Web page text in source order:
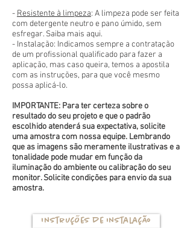
- Resistente à limpeza: A limpeza pode ser feita
com detergente neutro e pano úmido, sem
esfregar. Saiba mais aqui.
- Instalação: Indicamos sempre a contratação
de um profissional qualificado para fazer a
aplicação, mas caso queira, temos a apostila
com as instruções, para que você mesmo
possa aplicá-lo.
IMPORTANTE: Para ter certeza sobre o
resultado do seu projeto e que o padrão
escolhido atenderá sua expectativa, solicite
uma amostra com nossa equipe. Lembrando
que as imagens são meramente ilustrativas e a
tonalidade pode mudar em função da
iluminação do ambiente ou calibração do seu
monitor. Solicite condições para envio da sua
amostra.
Instruções de instalação